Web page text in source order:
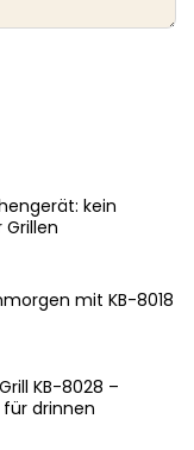
kein
Grillen
mit KB-8018
KB-8028 –
drinnen